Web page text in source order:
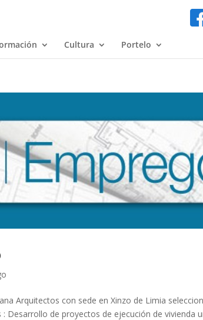
Cultura Portelo
Arquitectos con sede en Xinzo de Limia
Desarrollo de proyectos de ejecución de vivienda